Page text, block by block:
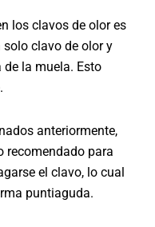
los clavos de olor es
clavo de olor y
de la muela. Esto
anteriormente,
recomendado para
el clavo, lo cual
puntiaguda.